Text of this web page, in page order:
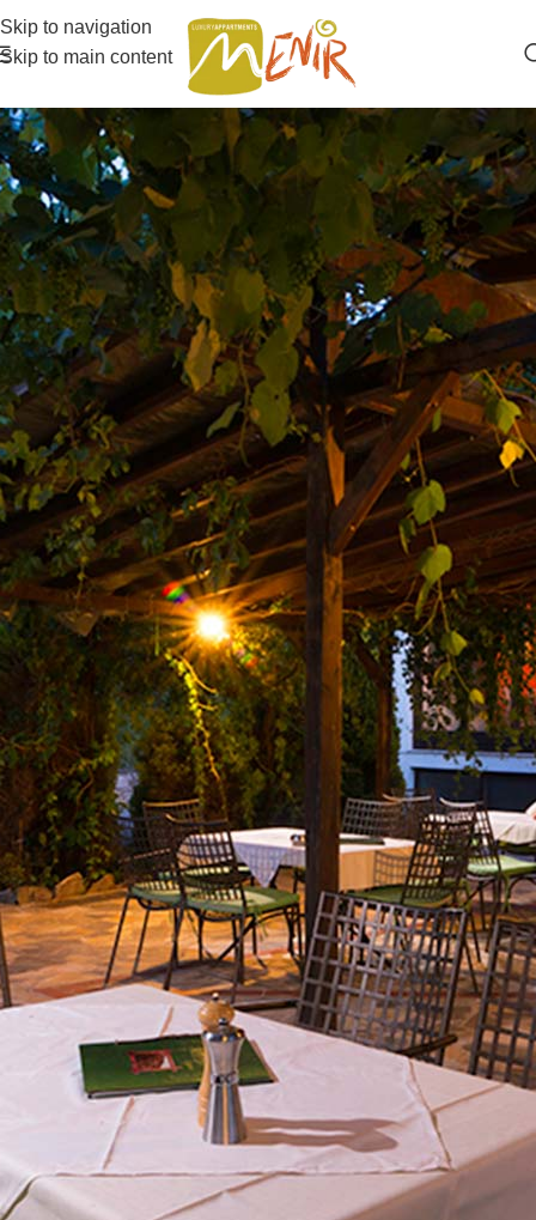
Skip to navigation
Skip to main content